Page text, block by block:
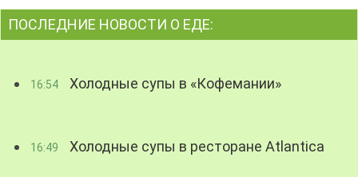
ПОСЛЕДНИЕ НОВОСТИ О ЕДЕ:
16:54 Холодные супы в «Кофемании»
16:49 Холодные супы в ресторане Atlantica